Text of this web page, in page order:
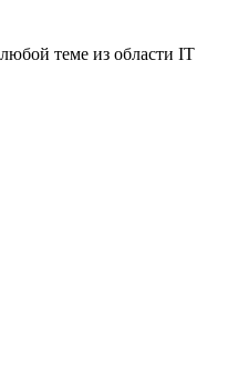
теме из области IT